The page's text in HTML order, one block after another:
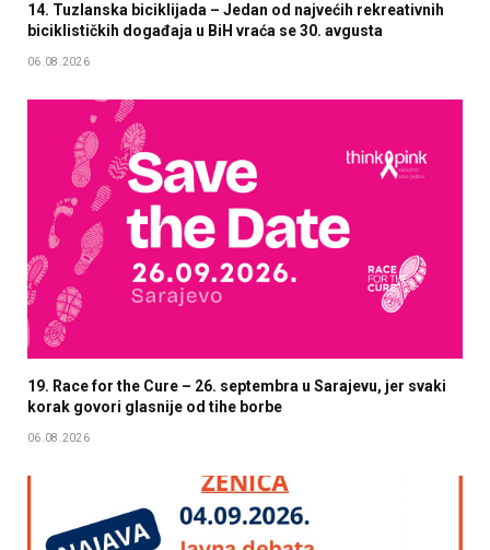
14. Tuzlanska biciklijada – Jedan od najvećih rekreativnih
biciklističkih događaja u BiH vraća se 30. avgusta
06.08.2026
19. Race for the Cure – 26. septembra u Sarajevu, jer svaki
korak govori glasnije od tihe borbe
06.08.2026